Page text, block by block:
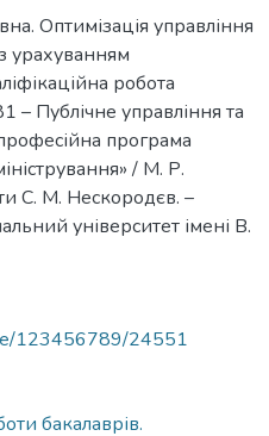
Оптимізація управління
урахуванням
робота
– Публічне управління та
програма
/ М. Р.
С. М. Нескородєв. –
університет імені В.
123456789/24551
бакалаврів.